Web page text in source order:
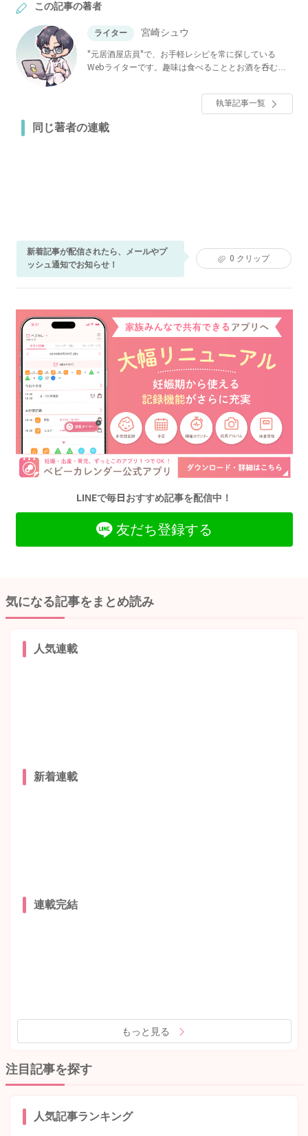
この記事の著者
ライター 宮崎シュウ
"元居酒屋店員"で、お手軽レシピを常に探している
Webライターです。趣味は食べることとお酒を呑むこ
する便利グッズをお伝えします。
執筆記事一覧
同じ著者の連載
新着記事が配信されたら、メールやプ
ッシュ通知でお知らせ！
0 クリップ
LINEで毎日おすすめ記事を配信中！
友だち登録する
気になる記事をまとめ読み
人気連載
新着連載
連載完結
もっと見る
注目記事を探す
人気記事ランキング